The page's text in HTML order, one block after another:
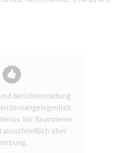
Berichterstattung
Wir finanzieren
ausschließlich über